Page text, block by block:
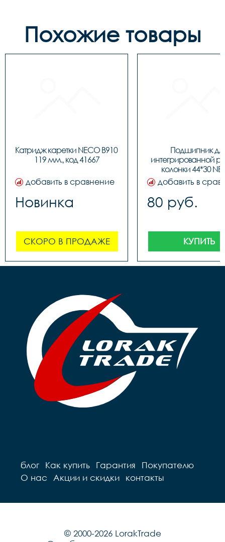
Похожие товары
Катридж каретки NECO B910
119 мм., код 41667
добавить в сравнение
Новинка
СКОРО В ПРОДАЖЕ
Подшипник
интегрированной
колонки 44*30
BBFHST11, код
добавить в
80 руб.
КУПИТЬ
блог Как купить Гарантия
Покупателю
О нас
Акции и скидки контакты
© 2000-2026 LorakTrade